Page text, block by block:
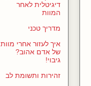
דיגיטלית לאחר
המוות
מדריך טכני
איך לעזור אחרי מוות
של אדם אהוב?
גיבוי!
זהירות ותשומת לב